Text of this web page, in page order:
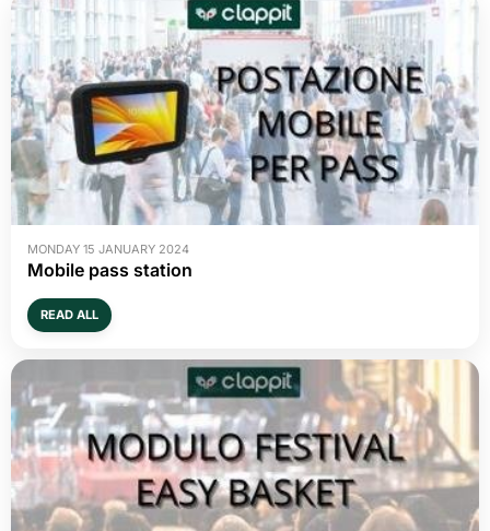
MONDAY 15 JANUARY 2024
Mobile pass station
READ ALL